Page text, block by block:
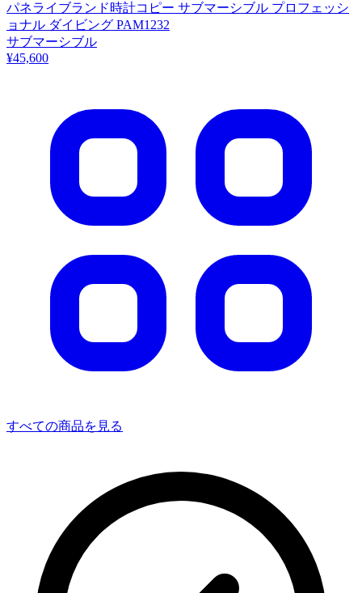
パネライブランド時計コピー サブマーシブル プロフェッシ
ョナル ダイビング PAM1232
サブマーシブル
¥45,600
すべての商品を見る